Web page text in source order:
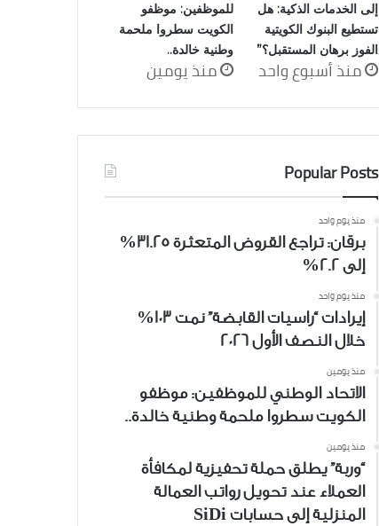
إلى الخدمات الذكية: هل
تستطيع البنوك الكويتية
الفوز برهان المستقبل؟”
منذ أسبوع واحد
للموظفين: موظفو
الكويت سطروا ملحمة
وطنية خالدة..
منذ يومين
Popular Posts
منذ يوم واحد
برقان: تراجع القروض المتعثرة 31.25%
إلى 2.2%
منذ يوم واحد
إيرادات “راسيات القابضة” نمت 103%
خلال النصف الأول 2026
منذ يومين
الاتحاد الوطني للموظفين: موظفو
الكويت سطروا ملحمة وطنية خالدة..
منذ يومين
“وربة” يطلق حملة تحفيزية لمكافأة
العملاء عند تحويل رواتب العمالة
المنزلية إلى حسابات SiDi